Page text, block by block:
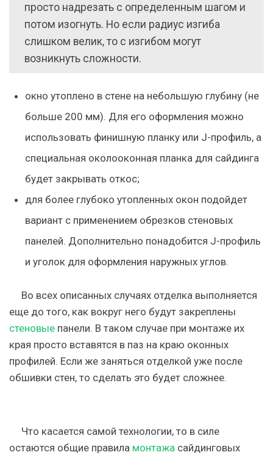
просто надрезать с определенным шагом и
потом изогнуть. Но если радиус изгиба
слишком велик, то с изгибом могут
возникнуть сложности.
окно утоплено в стене на небольшую глубину (не
больше 200 мм). Для его оформления можно
использовать финишную планку или J-профиль, а
специальная околооконная планка для сайдинга
будет закрывать откос;
для более глубоко утопленных окон подойдет
вариант с применением обрезков стеновых
панелей. Дополнительно понадобится J-профиль
и уголок для оформления наружных углов.
Во всех описанных случаях отделка выполняется
еще до того, как вокруг него будут закреплены
стеновые панели. В таком случае при монтаже их
края просто вставятся в паз на краю оконных
профилей. Если же заняться отделкой уже после
обшивки стен, то сделать это будет сложнее.
Что касается самой технологии, то в силе
остаются общие правила монтажа сайдинговых